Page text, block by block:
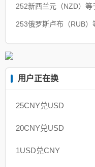
252新西兰元（NZD）
253俄罗斯卢布（RUB
用户正在换
25CNY兑USD
20CNY兑USD
1USD兑CNY